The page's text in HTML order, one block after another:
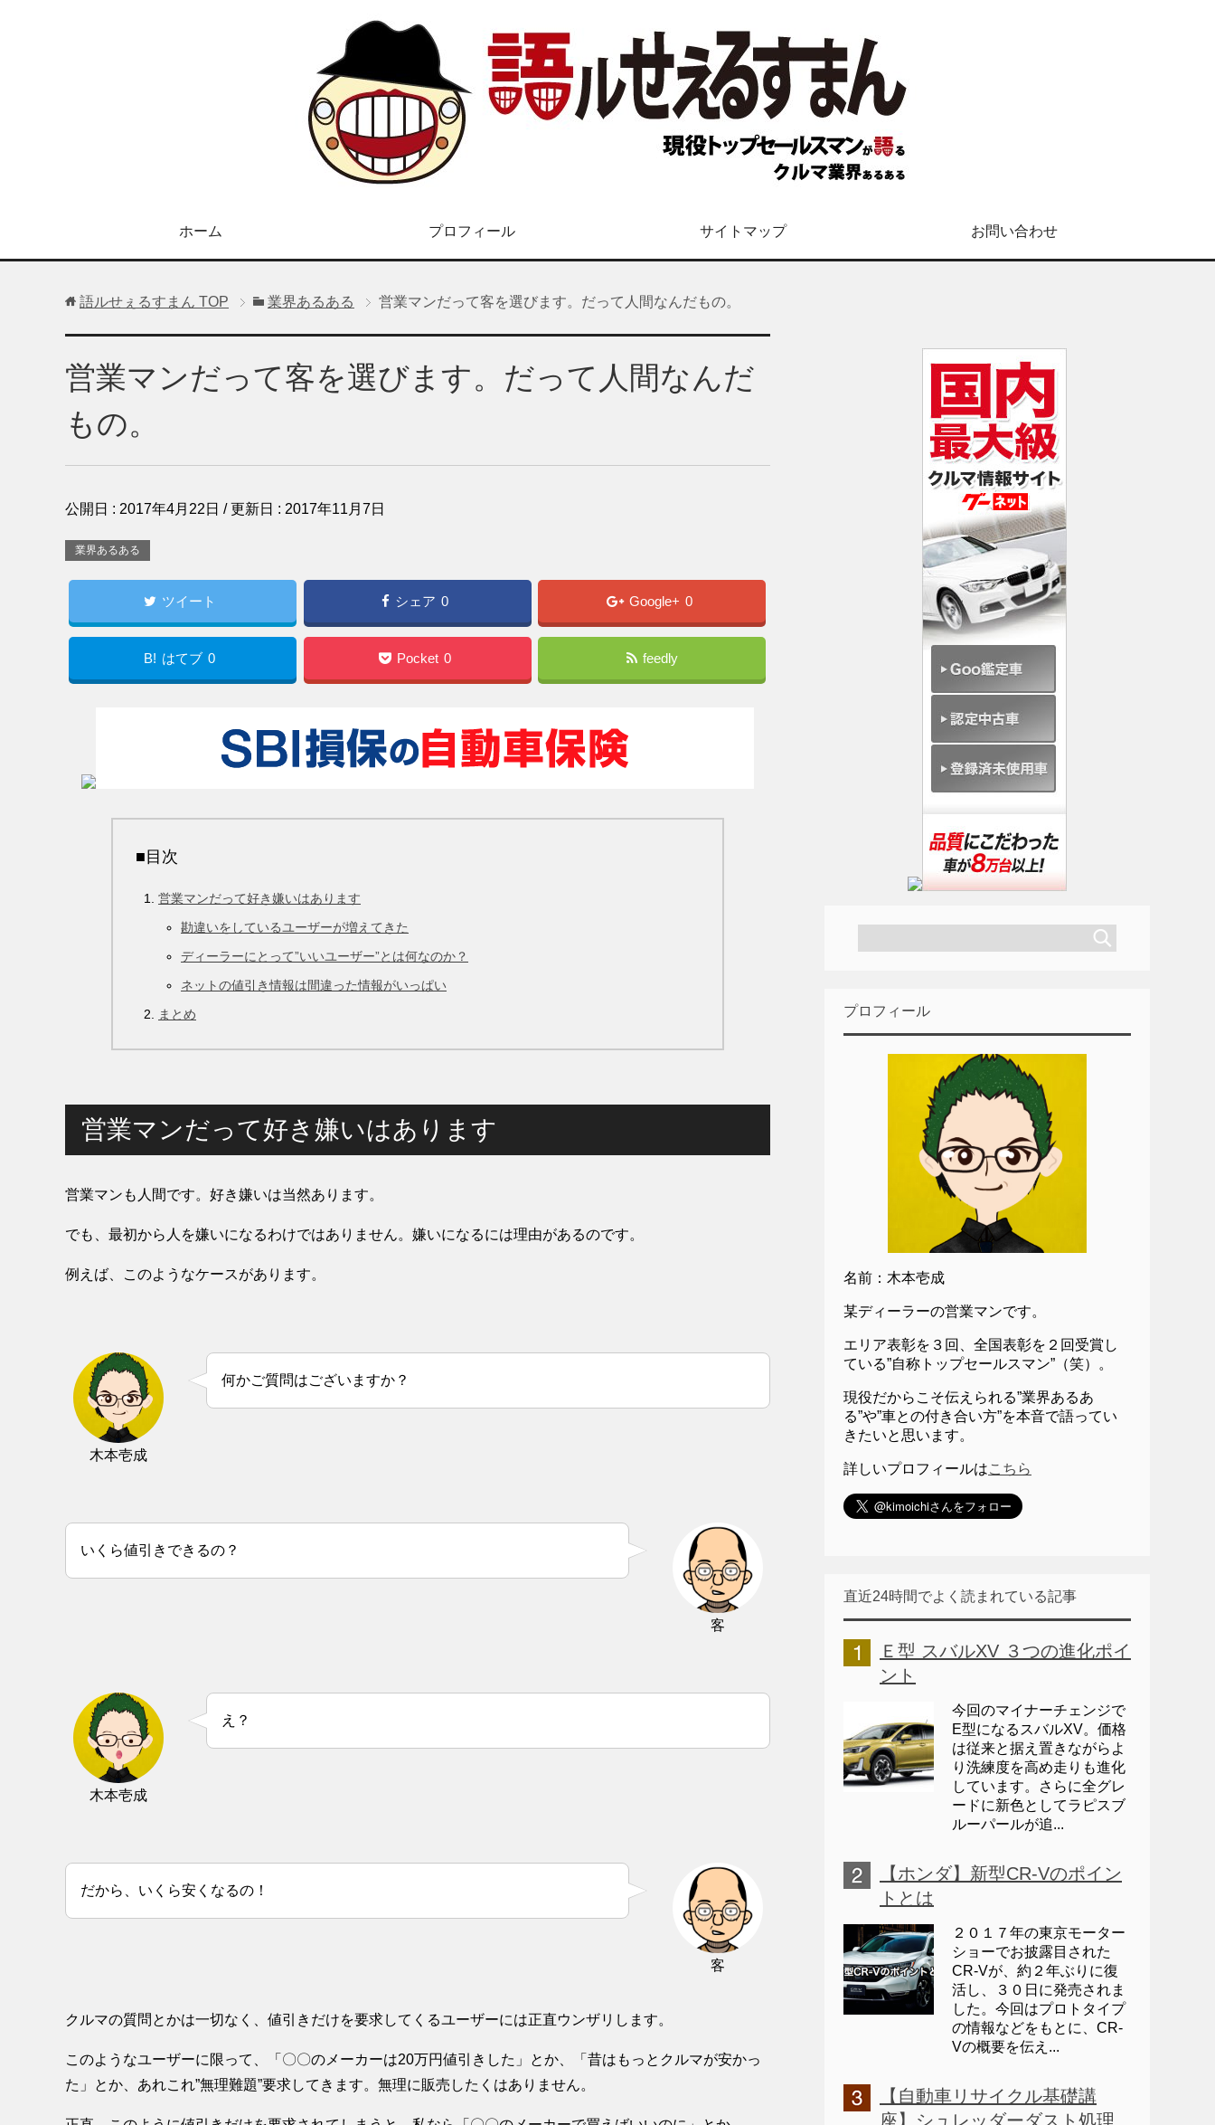
ホーム プロフィール サイトマップ お問い合わせ
語ルせぇるすまん TOP 業界あるある 営業マンだって客を選びます。だって人間なんだもの。
営業マンだって客を選びます。だって人間なんだ
もの。
公開日 : 2017年4月22日 / 更新日 : 2017年11月7日
業界あるある
ツイート シェア 0 Google+ 0
B! はてブ 0 Pocket 0 feedly
■目次
営業マンだって好き嫌いはあります
勘違いをしているユーザーが増えてきた
ディーラーにとって”いいユーザー”とは何なのか？
ネットの値引き情報は間違った情報がいっぱい
まとめ
営業マンだって好き嫌いはあります
営業マンも人間です。好き嫌いは当然あります。
でも、最初から人を嫌いになるわけではありません。嫌いになるには理由があるのです。
例えば、このようなケースがあります。
木本壱成
何かご質問はございますか？
客
いくら値引きできるの？
木本壱成
え？
客
だから、いくら安くなるの！
クルマの質問とかは一切なく、値引きだけを要求してくるユーザーには正直ウンザリします。
このようなユーザーに限って、「〇〇のメーカーは20万円値引きした」とか、「昔はもっとクルマが安かっ
た」とか、あれこれ”無理難題”要求してきます。無理に販売したくはありません。
プロフィール
名前：木本壱成
某ディーラーの営業マンです。
エリア表彰を３回、全国表彰を２回受賞し
ている”自称トップセールスマン”（笑）。
現役だからこそ伝えられる”業界あるあ
る”や”車との付き合い方”を本音で語ってい
きたいと思います。
詳しいプロフィールはこちら
直近24時間でよく読まれている記事
Ｅ型 スバルXV ３つの進化ポイ
ント
今回のマイナーチェンジで
E型になるスバルXV。価格
は従来と据え置きながらよ
り洗練度を高め走りも進化
しています。さらに全グレ
ードに新色としてラピスブ
ルーパールが追...
【ホンダ】新型CR-Vのポイン
トとは
２０１７年の東京モーター
ショーでお披露目された
CR-Vが、約２年ぶりに復
活し、３０日に発売されま
した。今回はプロトタイプ
の情報などをもとに、CR-
Vの概要を伝え...
【自動車リサイクル基礎講
座】シュレッダーダスト処理